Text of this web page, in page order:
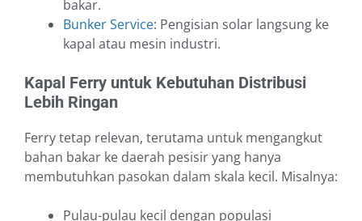
bakar.
Bunker Service: Pengisian solar langsung ke
kapal atau mesin industri.
Kapal Ferry untuk Kebutuhan Distribusi
Lebih Ringan
Ferry tetap relevan, terutama untuk mengangkut
bahan bakar ke daerah pesisir yang hanya
membutuhkan pasokan dalam skala kecil. Misalnya:
Pulau-pulau kecil dengan populasi